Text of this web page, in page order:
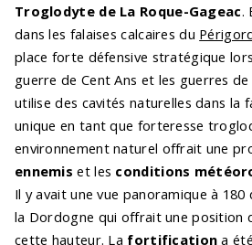
Troglodyte de La Roque-Gageac.
dans les falaises calcaires du
place forte défensive stratégique
guerre de Cent Ans et les guerres
utilise des cavités naturelles dans la
unique en tant que forteresse
environnement naturel offrait une
ennemis et les conditions
Il y avait une vue panoramique à 180
la Dordogne qui offrait une position
cette hauteur. La fortification a